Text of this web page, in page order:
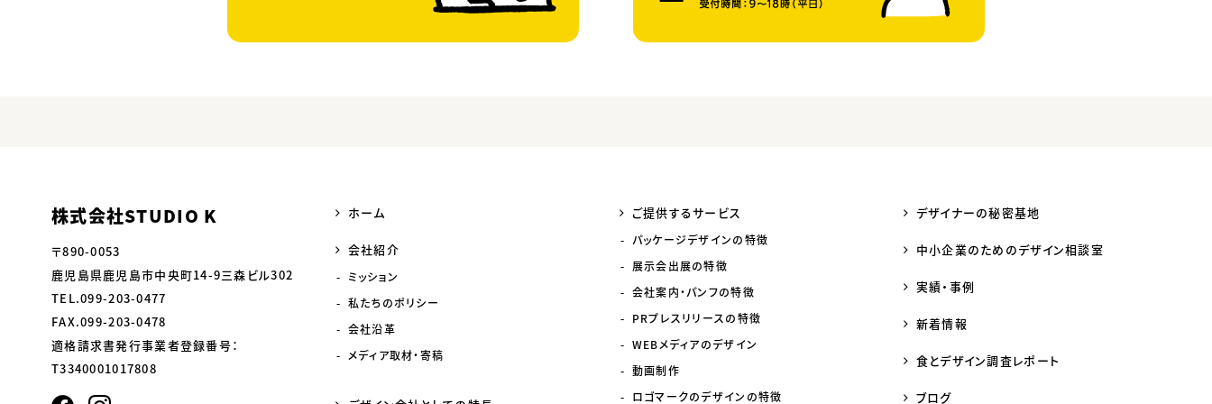
株式会社STUDIO K
〒890-0053
鹿児島県鹿児島市中央町14-9三森ビル302
TEL.099-203-0477
FAX.099-203-0478
適格請求書発行事業者登録番号：
T3340001017808
ホーム
会社紹介
ミッション
私たちのポリシー
会社沿革
メディア取材・寄稿
ご提供するサービス
パッケージデザインの特徴
展示会出展の特徴
会社案内・パンフの特徴
PRプレスリリースの特徴
WEBメディアのデザイン
動画制作
ロゴマークのデザインの特徴
デザイナーの秘密基地
中小企業のためのデザイン相談室
実績・事例
新着情報
食とデザイン調査レポート
ブログ